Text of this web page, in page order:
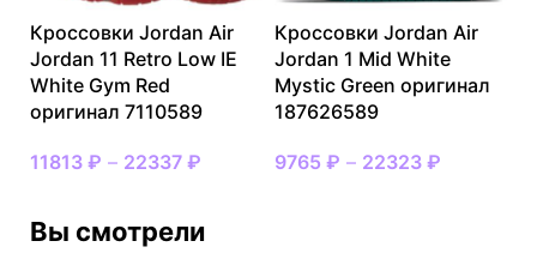
Кроссовки Jordan Air
Jordan 11 Retro Low IE
White Gym Red
оригинал 7110589
11813 ₽ – 22337 ₽
Кроссовки Jordan Air
Jordan 1 Mid White
Mystic Green оригинал
187626589
9765 ₽ – 22323 ₽
Вы смотрели